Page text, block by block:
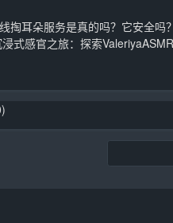
掏耳朵服务是真的吗？它安全吗？
浸式感官之旅：探索
)